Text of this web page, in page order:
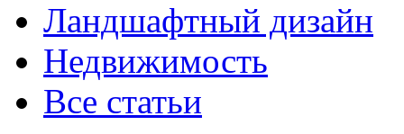
Ландшафтный дизайн
Недвижимость
Все статьи